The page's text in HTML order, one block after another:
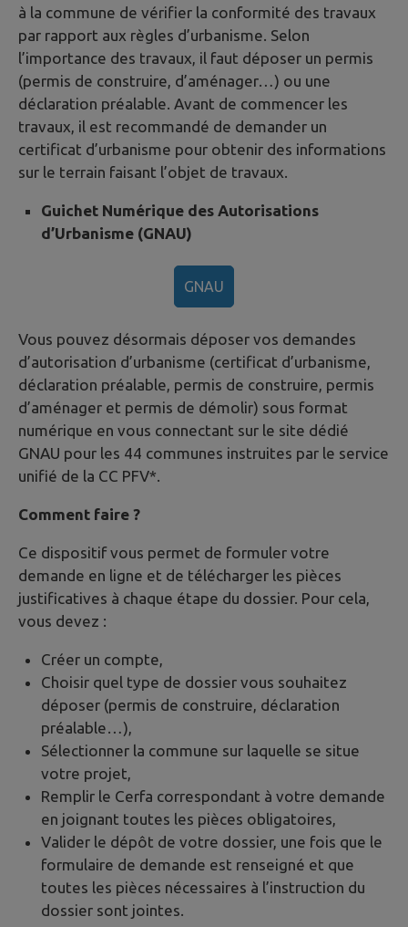
à la commune de vérifier la conformité des travaux
par rapport aux règles d’urbanisme. Selon
l’importance des travaux, il faut déposer un permis
(permis de construire, d’aménager…) ou une
déclaration préalable. Avant de commencer les
travaux, il est recommandé de demander un
certificat d’urbanisme pour obtenir des informations
sur le terrain faisant l’objet de travaux.
Guichet Numérique des Autorisations
d’Urbanisme (GNAU)
GNAU
Vous pouvez désormais déposer vos demandes
d’autorisation d’urbanisme (certificat d’urbanisme,
déclaration préalable, permis de construire, permis
d’aménager et permis de démolir) sous format
numérique en vous connectant sur le site dédié
GNAU pour les 44 communes instruites par le service
unifié de la CC PFV*.
Comment faire ?
Ce dispositif vous permet de formuler votre
demande en ligne et de télécharger les pièces
justificatives à chaque étape du dossier. Pour cela,
vous devez :
Créer un compte,
Choisir quel type de dossier vous souhaitez
déposer (permis de construire, déclaration
préalable…),
Sélectionner la commune sur laquelle se situe
votre projet,
Remplir le Cerfa correspondant à votre demande
en joignant toutes les pièces obligatoires,
Valider le dépôt de votre dossier, une fois que le
formulaire de demande est renseigné et que
toutes les pièces nécessaires à l’instruction du
dossier sont jointes.